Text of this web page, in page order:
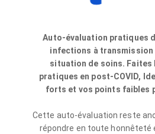
Auto-évaluation pratiques
infections à transmission
situation de soins. Faites
pratiques en post-COVID,
forts et vos points faibles
Cette auto-évaluation reste
répondre en toute honnêteté